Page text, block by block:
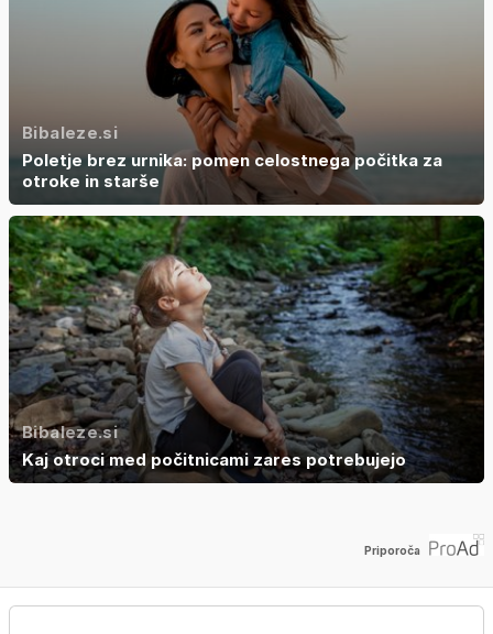
Bibaleze.si
Poletje brez urnika: pomen celostnega počitka za
otroke in starše
Bibaleze.si
Kaj otroci med počitnicami zares potrebujejo
Priporoča